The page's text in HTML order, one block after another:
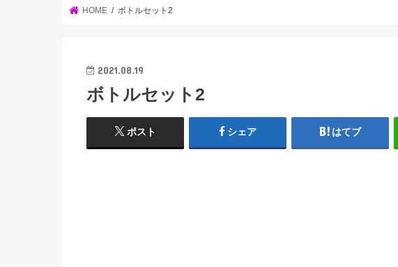
HOME ボトルセット2
2021.08.19
ボトルセット2
ポスト シェア はてブ